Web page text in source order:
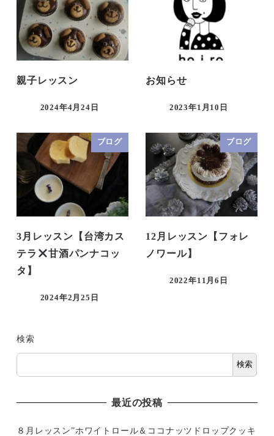
親子レッスン
2024年4月24日
お知らせ
2023年1月10日
ブログ
3月レッスン【台湾カス
テラ
甘酒パンナコッ
タ】
2024年2月25日
ブログ
12月レッスン【フォレ
ノワール】
2022年11月6日
検索
検索
最近の投稿
８月レッスン”ホワイトロール＆ココナッツドロップクッキ